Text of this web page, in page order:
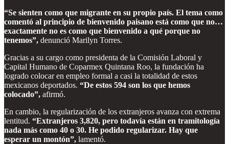
“Se sienten como que migrante en su propio país. El tema como
comentó al principio de bienvenido paisano está como que no…
exactamente no es como que bienvenido a qué porque no
tenemos”, denunció Marilyn Torres.
Gracias a su cargo como presidenta de la Comisión Laboral y
Capital Humano de Coparmex Quintana Roo, la fundación ha
logrado colocar en empleo formal a casi la totalidad de estos
mexicanos deportados. “De estos 594 son los que hemos
colocado”, afirmó.
En cambio, la regularización de los extranjeros avanza con extrema
lentitud. “Extranjeros 3,820, pero todavía están en tramitología
nada más como 40 o 30. He podido regularizar. Hay que
esperar un montón”, lamentó.